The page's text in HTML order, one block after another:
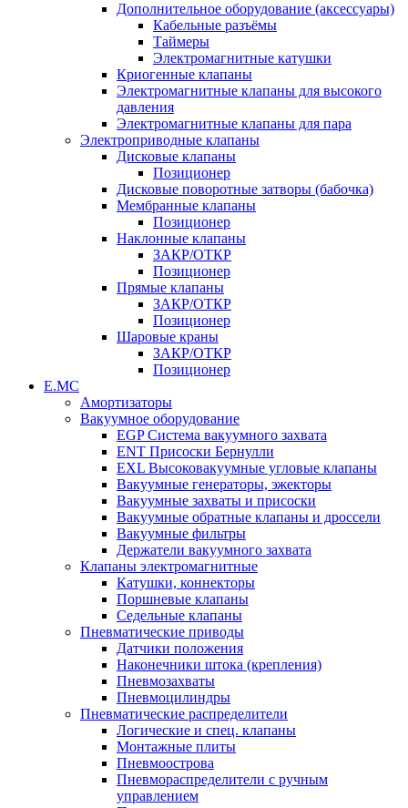
Дополнительное оборудование (аксессуары)
Кабельные разъёмы
Таймеры
Электромагнитные катушки
Криогенные клапаны
Электромагнитные клапаны для высокого
давления
Электромагнитные клапаны для пара
Электроприводные клапаны
Дисковые клапаны
Позиционер
Дисковые поворотные затворы (бабочка)
Мембранные клапаны
Позиционер
Наклонные клапаны
ЗАКР/ОТКР
Позиционер
Прямые клапаны
ЗАКР/ОТКР
Позиционер
Шаровые краны
ЗАКР/ОТКР
Позиционер
Е.МС
Амортизаторы
Вакуумное оборудование
EGP Система вакуумного захвата
ENT Присоски Бернулли
EXL Высоковакуумные угловые клапаны
Вакуумные генераторы, эжекторы
Вакуумные захваты и присоски
Вакуумные обратные клапаны и дроссели
Вакуумные фильтры
Держатели вакуумного захвата
Клапаны электромагнитные
Катушки, коннекторы
Поршневые клапаны
Седельные клапаны
Пневматические приводы
Датчики положения
Наконечники штока (крепления)
Пневмозахваты
Пневмоцилиндры
Пневматические распределители
Логические и спец. клапаны
Монтажные плиты
Пневмоострова
Пневмораспределители с ручным
управлением